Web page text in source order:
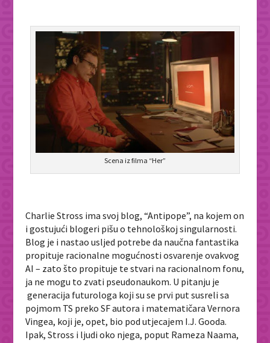
Scena iz filma “Her”
Charlie Stross ima svoj blog, “Antipope”, na kojem on
i gostujući blogeri pišu o tehnološkoj singularnosti.
Blog je i nastao usljed potrebe da naučna fantastika
propituje racionalne mogućnosti osvarenje ovakvog
AI – zato što propituje te stvari na racionalnom fonu,
ja ne mogu to zvati pseudonaukom. U pitanju je
generacija futurologa koji su se prvi put susreli sa
pojmom TS preko SF autora i matematičara Vernora
Vingea, koji je, opet, bio pod utjecajem I.J. Gooda.
Ipak, Stross i ljudi oko njega, poput Rameza Naama,